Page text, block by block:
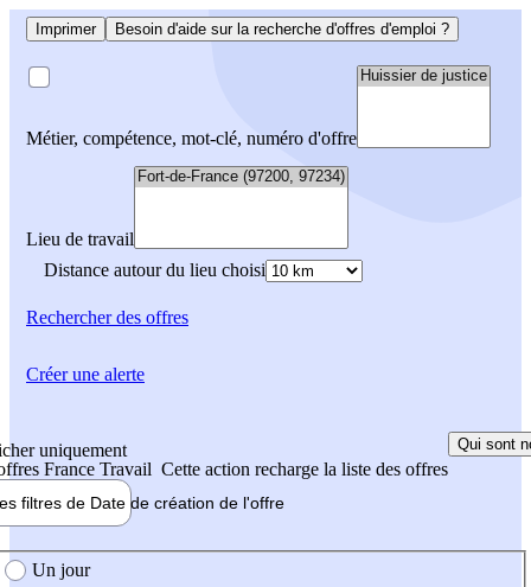
Imprimer Besoin d'aide sur la recherche d'offres d'emploi ?
Métier, compétence, mot-clé, numéro d'offre
Lieu de travail
Distance autour du lieu choisi
Rechercherdes offres
uniquement
France Travail Cette action recharge la liste des offres
Qui sont
filtres de Date de création de l'offre
création de l'offre
Un jour
Créer une alerte